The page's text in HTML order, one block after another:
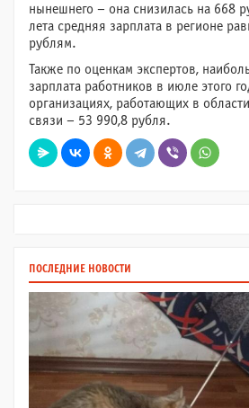
нынешнего – она снизилась на 668
лета средняя зарплата в регионе
рублям.
Также по оценкам экспертов,
зарплата работников в июле этого
организациях, работающих в
связи – 53 990,8 рубля.
ПОСЛЕДНИЕ НОВОСТИ